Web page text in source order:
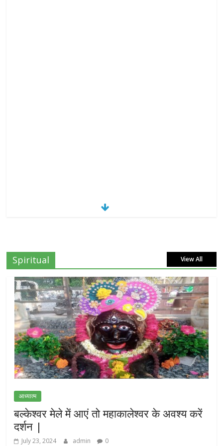
Spiritual View All
आध्यात्म
बल्केश्वर मेले में आएं तो महाकालेश्वर के अवश्य करें
दर्शन |
July 23, 2024 admin 0